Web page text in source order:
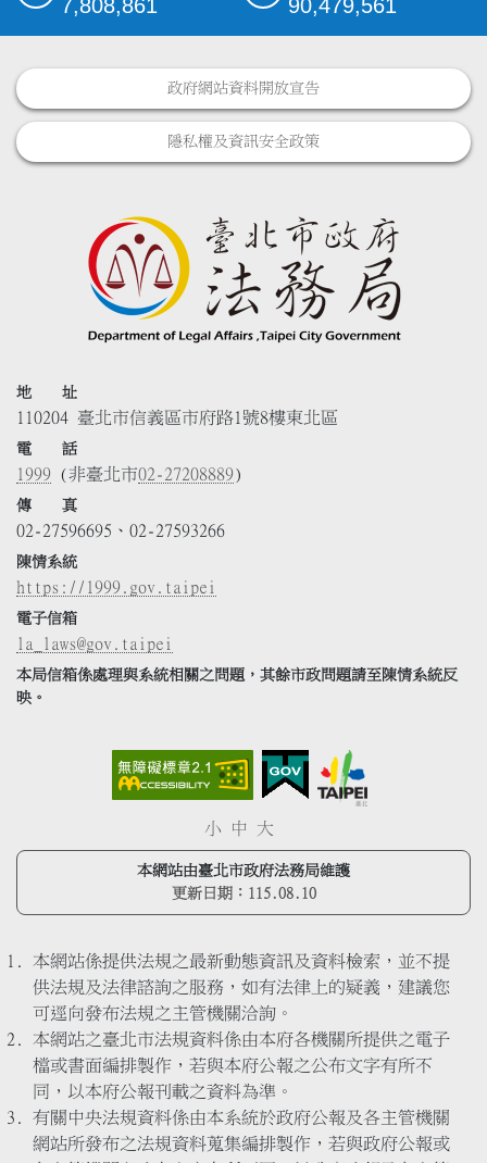
7,808,861 90,479,561
政府網站資料開放宣告
隱私權及資訊安全政策
地 址
110204 臺北市信義區市府路1號8樓東北區
電 話
1999 (非臺北市02-27208889)
傳 真
02-27596695、02-27593266
陳情系統
https://1999.gov.taipei
電子信箱
la_laws@gov.taipei
本局信箱係處理與系統相關之問題，其餘市政問題請至陳情系統反
映。
小 中 大
本網站由臺北市政府法務局維護
更新日期： 115.08.10
本網站係提供法規之最新動態資訊及資料檢索，並不提
供法規及法律諮詢之服務，如有法律上的疑義，建議您
可逕向發布法規之主管機關洽詢。
本網站之臺北市法規資料係由本府各機關所提供之電子
檔或書面編排製作，若與本府公報之公布文字有所不
同，以本府公報刊載之資料為準。
有關中央法規資料係由本系統於政府公報及各主管機關
網站所發布之法規資料蒐集編排製作，若與政府公報或